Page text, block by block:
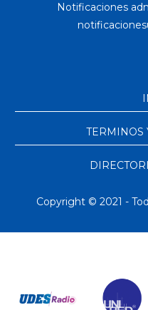
Notificaciones
TERMINOS
Copyright © 2021 -